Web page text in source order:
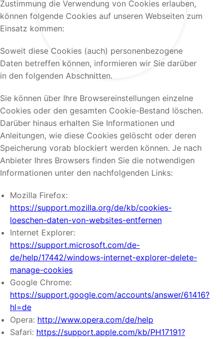
Zustimmung die Verwendung von Cookies erlauben,
können folgende Cookies auf unseren Webseiten zum
Einsatz kommen:
Soweit diese Cookies (auch) personenbezogene
Daten betreffen können, informieren wir Sie darüber
in den folgenden Abschnitten.
Sie können über Ihre Browsereinstellungen einzelne
Cookies oder den gesamten Cookie-Bestand löschen.
Darüber hinaus erhalten Sie Informationen und
Anleitungen, wie diese Cookies gelöscht oder deren
Speicherung vorab blockiert werden können. Je nach
Anbieter Ihres Browsers finden Sie die notwendigen
Informationen unter den nachfolgenden Links:
Mozilla Firefox:
https://support.mozilla.org/de/kb/cookies-
loeschen-daten-von-websites-entfernen
Internet Explorer:
https://support.microsoft.com/de-
de/help/17442/windows-internet-explorer-delete-
manage-cookies
Google Chrome:
https://support.google.com/accounts/answer/61416?
hl=de
Opera: http://www.opera.com/de/help
Safari: https://support.apple.com/kb/PH17191?